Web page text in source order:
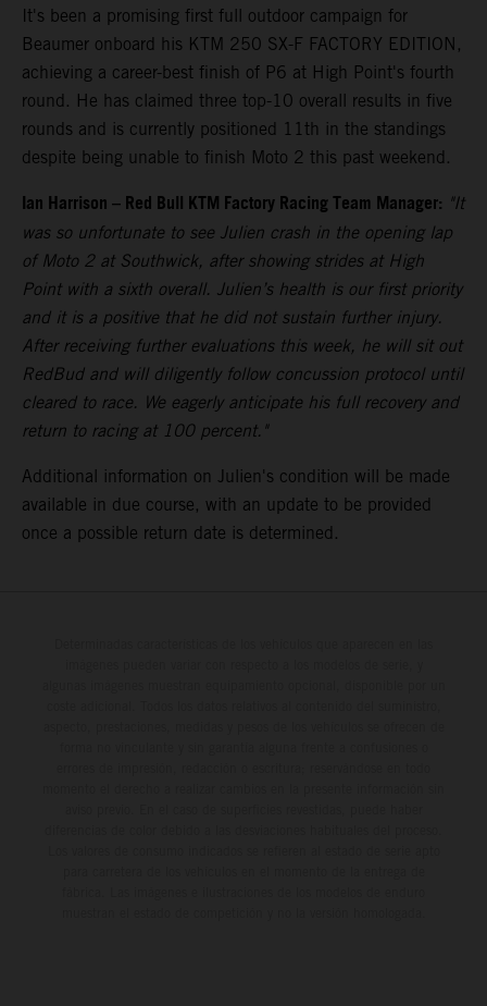
It's been a promising first full outdoor campaign for
Beaumer onboard his KTM 250 SX-F FACTORY EDITION,
achieving a career-best finish of P6 at High Point's fourth
round. He has claimed three top-10 overall results in five
rounds and is currently positioned 11th in the standings
despite being unable to finish Moto 2 this past weekend.
Ian Harrison – Red Bull KTM Factory Racing Team Manager: "It
was so unfortunate to see Julien crash in the opening lap
of Moto 2 at Southwick, after showing strides at High
Point with a sixth overall. Julien’s health is our first priority
and it is a positive that he did not sustain further injury.
After receiving further evaluations this week, he will sit out
RedBud and will diligently follow concussion protocol until
cleared to race. We eagerly anticipate his full recovery and
return to racing at 100 percent."
Additional information on Julien's condition will be made
available in due course, with an update to be provided
once a possible return date is determined.